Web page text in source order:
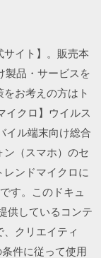
サイト】。販売本
製品・サービスを
お考えの方はト
イクロ】ウイルス
イル端末向け総合
（スマホ）のセ
ンドマイクロに
す。このドキュ
供しているコンテ
クリエイティ
件に従って使用